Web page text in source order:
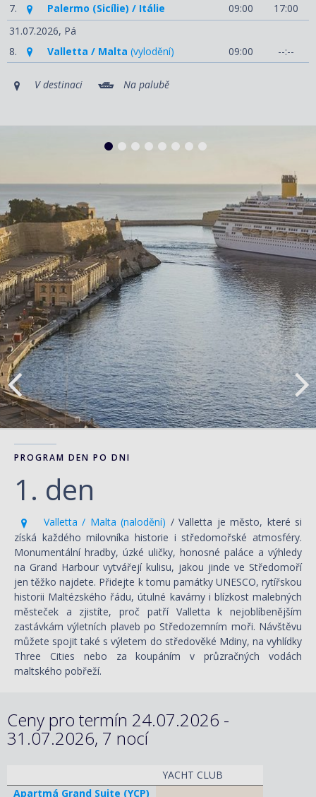
7.
Palermo (Sicílie) / Itálie 09:00
17:00
31.07.2026, Pá
8.
Valletta / Malta (vylodění) 09:00 --:--
V destinaci Na palubě
PROGRAM DEN PO DNI
1. den
Valletta / Malta (nalodění) / Valletta je město, které si
získá každého milovníka historie i středomořské atmosféry.
Monumentální hradby, úzké uličky, honosné paláce a výhledy
na Grand Harbour vytvářejí kulisu, jakou jinde ve Středomoří
jen těžko najdete. Přidejte k tomu památky UNESCO, rytířskou
historii Maltézského řádu, útulné kavárny i blízkost malebných
městeček a zjistíte, proč patří Valletta k nejoblíbenějším
zastávkám výletních plaveb po Středozemním moři. Návštěvu
můžete spojit také s výletem do středověké Mdiny, na vyhlídky
Three Cities nebo za koupáním v průzračných vodách
maltského pobřeží.
Ceny pro termín 24.07.2026 -
31.07.2026, 7 nocí
YACHT CLUB
Apartmá Grand Suite (YCP)